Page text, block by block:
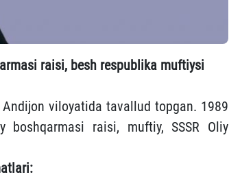
raisi, besh respublika muftiysi
viloyatida tavallud topgan. 1989
boshqarmasi raisi, muftiy, SSSR Oliy